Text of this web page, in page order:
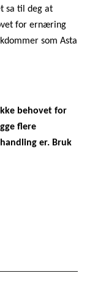
sa til deg at
for ernæring
som Asta
behovet for
flere
er. Bruk